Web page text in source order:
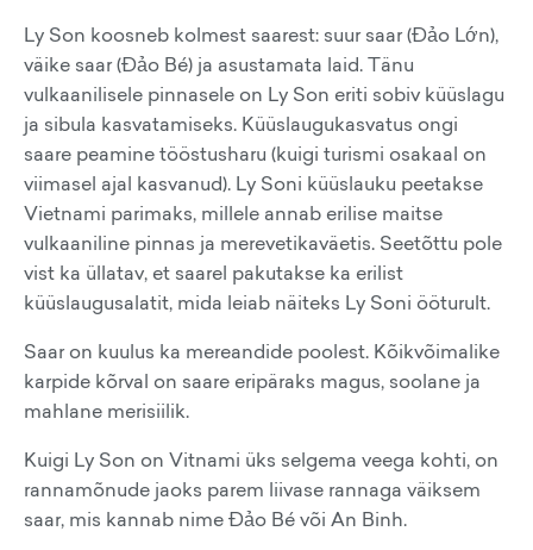
Ly Son koosneb kolmest saarest: suur saar (Đảo Lớn),
väike saar (Đảo Bé) ja asustamata laid. Tänu
vulkaanilisele pinnasele on Ly Son eriti sobiv küüslagu
ja sibula kasvatamiseks. Küüslaugukasvatus ongi
saare peamine tööstusharu (kuigi turismi osakaal on
viimasel ajal kasvanud). Ly Soni küüslauku peetakse
Vietnami parimaks, millele annab erilise maitse
vulkaaniline pinnas ja merevetikaväetis. Seetõttu pole
vist ka üllatav, et saarel pakutakse ka erilist
küüslaugusalatit, mida leiab näiteks Ly Soni ööturult.
Saar on kuulus ka mereandide poolest. Kõikvõimalike
karpide kõrval on saare eripäraks magus, soolane ja
mahlane merisiilik.
Kuigi Ly Son on Vitnami üks selgema veega kohti, on
rannamõnude jaoks parem liivase rannaga väiksem
saar, mis kannab nime Đảo Bé või An Binh.